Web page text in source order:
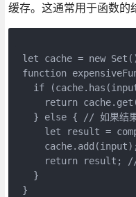
缓存。这通常用于函数的
let cache = new
function
if
return
} else { // 如果结果
let result =
cache.add(input);
return result; //
  }
}